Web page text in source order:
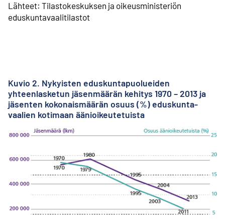
Lähteet: Tilastokeskuksen ja oikeusministeriön
eduskuntavaalitilastot
Kuvio 2. Nykyisten eduskunta­puolueiden
yhteenlasketun jäsenmäärän kehitys 1970 – 2013 ja
jäsenten kokonaismäärän osuus (%) eduskunta­
vaalien kotimaan äänioikeutetuista